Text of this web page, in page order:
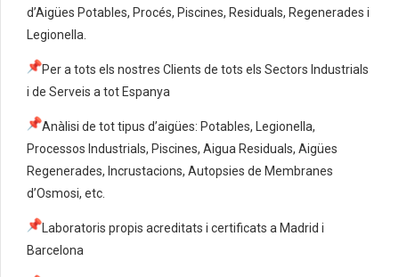
d’Aigües Potables, Procés, Piscines, Residuals, Regenerades i
Legionella.
Per a tots els nostres Clients de tots els Sectors Industrials
i de Serveis a tot Espanya
Anàlisi de tot tipus d’aigües: Potables, Legionella,
Processos Industrials, Piscines, Aigua Residuals, Aigües
Regenerades, Incrustacions, Autopsies de Membranes
d’Osmosi, etc.
Laboratoris propis acreditats i certificats a Madrid i
Barcelona